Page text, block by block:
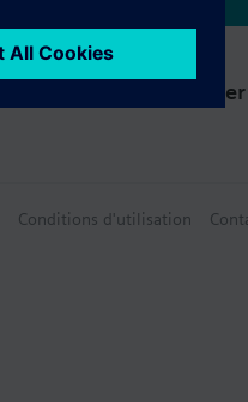
Conditions d'utilisation